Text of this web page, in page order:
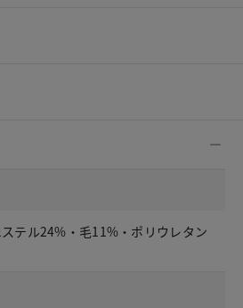
テル24%・毛11%・ポリウレタン